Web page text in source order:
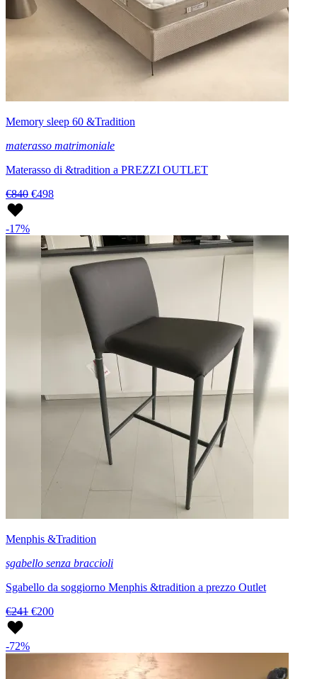
Memory sleep 60 &Tradition
materasso matrimoniale
Materasso di &tradition a PREZZI OUTLET
€840 €498
-17%
Menphis &Tradition
sgabello senza braccioli
Sgabello da soggiorno Menphis &tradition a prezzo Outlet
€241 €200
-72%